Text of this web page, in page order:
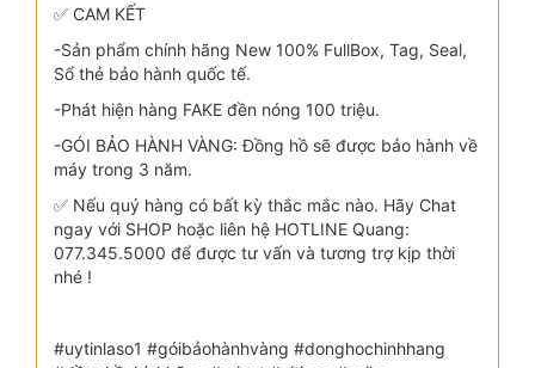
✅ CAM KẾT
-Sản phẩm chính hãng New 100% FullBox, Tag, Seal,
Sổ thẻ bảo hành quốc tế.
-Phát hiện hàng FAKE đền nóng 100 triệu.
-GÓI BẢO HÀNH VÀNG: Đồng hồ sẽ được bảo hành về
máy trong 3 năm.
✅ Nếu quý hàng có bất kỳ thắc mắc nào. Hãy Chat
ngay với SHOP hoặc liên hệ HOTLINE Quang:
077.345.5000 để được tư vấn và tương trợ kịp thời
nhé !
#uytinlaso1 #góibảohànhvàng #donghochinhhang